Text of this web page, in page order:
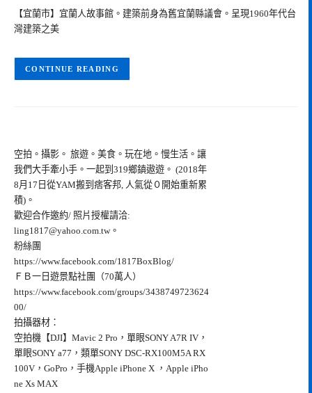
【宜蘭市】宜蘭人故事館。建築前身為舊宜蘭縣議會。呈現1960年代台
灣建築之美
CONTINUE READING
空拍。攝影。 旅遊。美食。玩在地。慢生活。讓
我們大手牽小手。一起到319鄉鎮遨遊。 (2018年
8月17日從YAM搬到痞客邦, 人氣從０開始重新累
積)。
歡迎合作邀約/ 照片授權請洽:
ling1817@yahoo.com.tw。
粉絲團
https://www.facebook.com/1817BoxBlog/
ＦＢ一日遊景點社團（70萬人）
https://www.facebook.com/groups/3438749723624
00/
拍攝器材：
空拍機【DJI】Mavic 2 Pro，單眼SONY A7R IV，
單眼SONY a77，類單SONY DSC-RX100M5A RX
100V，GoPro，手機Apple iPhone X ，Apple iPho
ne Xs MAX